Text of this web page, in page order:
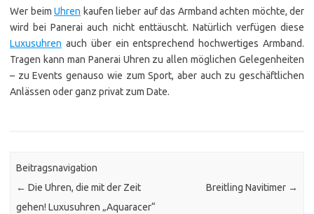
Wer beim Uhren kaufen lieber auf das Armband achten möchte, der
wird bei Panerai auch nicht enttäuscht. Natürlich verfügen diese
Luxusuhren auch über ein entsprechend hochwertiges Armband.
Tragen kann man Panerai Uhren zu allen möglichen Gelegenheiten
– zu Events genauso wie zum Sport, aber auch zu geschäftlichen
Anlässen oder ganz privat zum Date.
Beitragsnavigation
← Die Uhren, die mit der Zeit
gehen! Luxusuhren „Aquaracer“
Breitling Navitimer →